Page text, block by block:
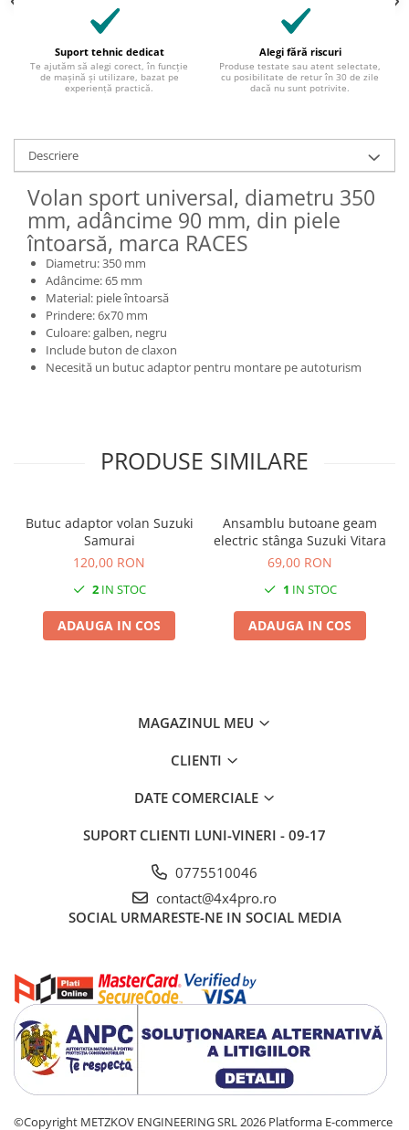
Suport tehnic dedicat
Te ajutăm să alegi corect, în funcție
de mașină și utilizare, bazat pe
experiență practică.
Alegi fără riscuri
Produse testate sau atent selectate,
cu posibilitate de retur în 30 de zile
dacă nu sunt potrivite.
Descriere
Volan sport universal, diametru 350
mm, adâncime 90 mm, din piele
întoarsă, marca RACES
Diametru: 350 mm
Adâncime: 65 mm
Material: piele întoarsă
Prindere: 6x70 mm
Culoare: galben, negru
Include buton de claxon
Necesită un butuc adaptor pentru montare pe autoturism
PRODUSE SIMILARE
Butuc adaptor volan Suzuki
Samurai
120,00 RON
2IN STOC
ADAUGA IN COS
Ansamblu butoane geam
electric stânga Suzuki Vitara
69,00 RON
1 IN STOC
ADAUGA IN COS
MAGAZINUL MEU
CLIENTI
DATE COMERCIALE
SUPORT CLIENTI LUNI-VINERI - 09-17
0775510046
contact@4x4pro.ro
SOCIAL URMARESTE-NE IN SOCIAL MEDIA
©Copyright METZKOV ENGINEERING SRL 2026 Platforma E-commerce